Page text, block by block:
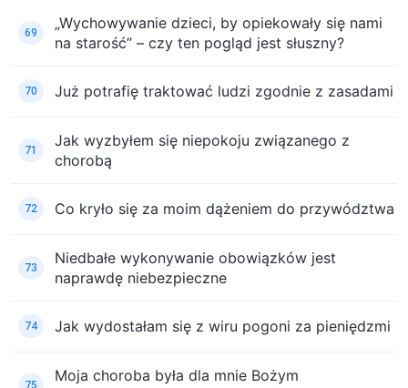
69
„Wychowywanie dzieci, by opiekowały się nami
na starość” – czy ten pogląd jest słuszny?
70 Już potrafię traktować ludzi zgodnie z zasadami
71
Jak wyzbyłem się niepokoju związanego z
chorobą
72 Co kryło się za moim dążeniem do przywództwa
73
Niedbałe wykonywanie obowiązków jest
naprawdę niebezpieczne
74 Jak wydostałam się z wiru pogoni za pieniędzmi
75
Moja choroba była dla mnie Bożym